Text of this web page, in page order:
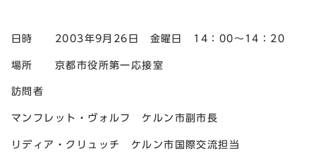
日時 2003年9月26日 金曜日 14：00～14：20
場所 京都市役所第一応接室
訪問者
マンフレット・ヴォルフ ケルン市副市長
リディア・クリュッチ ケルン市国際交流担当